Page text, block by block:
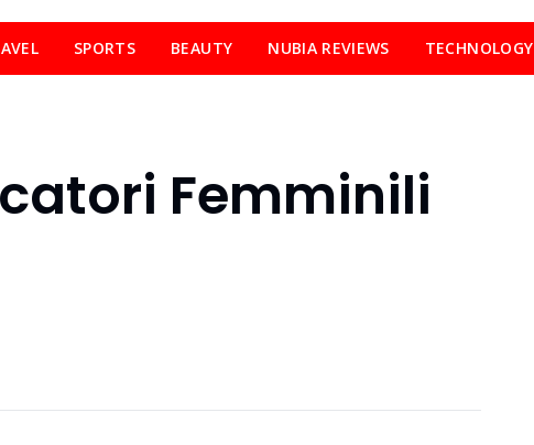
SPORTS BEAUTY NUBIA REVIEWS TECHNOLOGY
Femminili